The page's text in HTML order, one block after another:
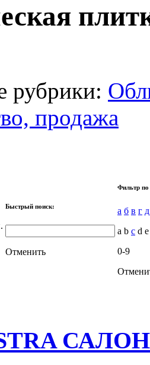
рубрики:
продажа
Быстрый поиск:
Отменить
Фильтр по
а б в г д
a b c d
0-9